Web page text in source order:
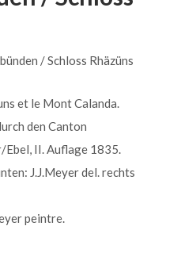
/ Schloss Rhäzüns
et le Mont Calanda.
den Canton
Ebel, II. Auflage 1835.
J.J.Meyer del. rechts
peintre.